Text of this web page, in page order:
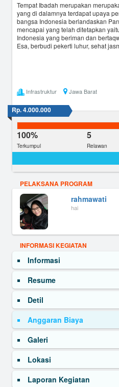
Tempat Ibadah merupakan
yang di dalamnya terdapat upaya
bangsa Indonesia berlandaskan
mencapai yang telah ditetapkan
Indonesia yang beriman dan
Esa, berbudi pekerti luhur, sehat
Infrastruktur Jawa Barat
Rp. 4.000.000
100%
Terkumpul
5
Relawan
PELAKSANA PROGRAM
rahmawati
hai
INFORMASI KEGIATAN
Informasi
Resume
Detil
Anggaran Biaya
Galeri
Lokasi
Laporan Kegiatan